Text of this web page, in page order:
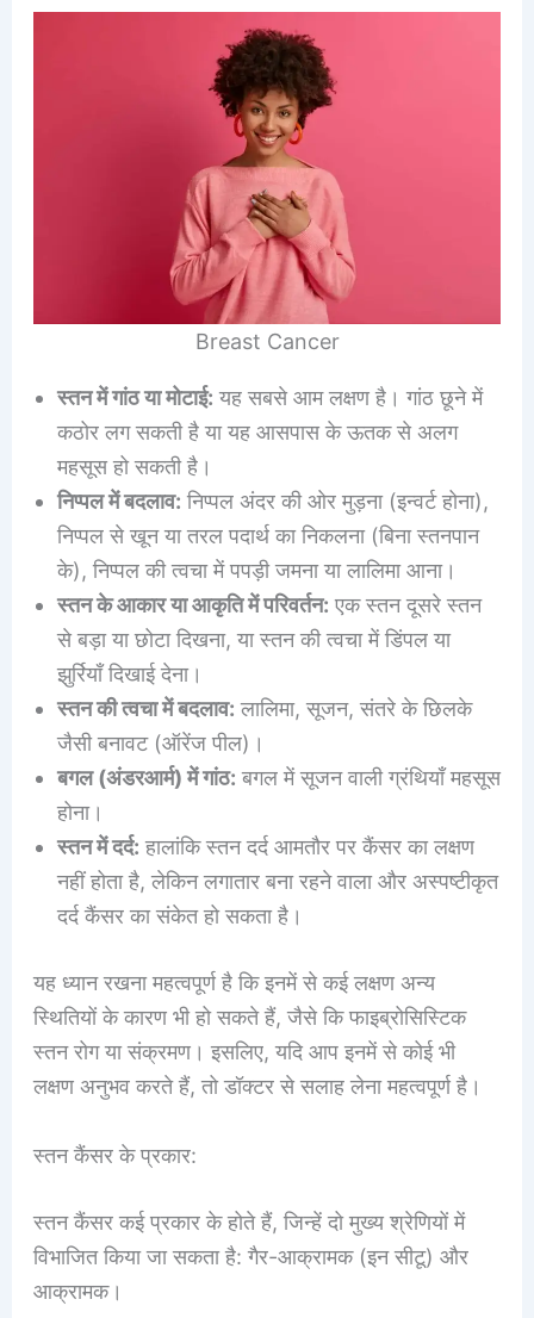
Breast Cancer
स्तन में गांठ या मोटाई: यह सबसे आम लक्षण है। गांठ छूने में
कठोर लग सकती है या यह आसपास के ऊतक से अलग
महसूस हो सकती है।
निप्पल में बदलाव: निप्पल अंदर की ओर मुड़ना (इन्वर्ट होना),
निप्पल से खून या तरल पदार्थ का निकलना (बिना स्तनपान
के), निप्पल की त्वचा में पपड़ी जमना या लालिमा आना।
स्तन के आकार या आकृति में परिवर्तन: एक स्तन दूसरे स्तन
से बड़ा या छोटा दिखना, या स्तन की त्वचा में डिंपल या
झुर्रियाँ दिखाई देना।
स्तन की त्वचा में बदलाव: लालिमा, सूजन, संतरे के छिलके
जैसी बनावट (ऑरेंज पील)।
बगल (अंडरआर्म) में गांठ: बगल में सूजन वाली ग्रंथियाँ महसूस
होना।
स्तन में दर्द: हालांकि स्तन दर्द आमतौर पर कैंसर का लक्षण
नहीं होता है, लेकिन लगातार बना रहने वाला और अस्पष्टीकृत
दर्द कैंसर का संकेत हो सकता है।
यह ध्यान रखना महत्वपूर्ण है कि इनमें से कई लक्षण अन्य
स्थितियों के कारण भी हो सकते हैं, जैसे कि फाइब्रोसिस्टिक
स्तन रोग या संक्रमण। इसलिए, यदि आप इनमें से कोई भी
लक्षण अनुभव करते हैं, तो डॉक्टर से सलाह लेना महत्वपूर्ण है।
स्तन कैंसर के प्रकार:
स्तन कैंसर कई प्रकार के होते हैं, जिन्हें दो मुख्य श्रेणियों में
विभाजित किया जा सकता है: गैर-आक्रामक (इन सीटू) और
आक्रामक।